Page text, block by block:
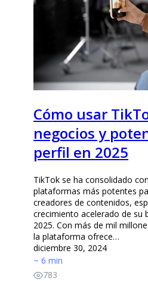
Cómo usar
negocios y
perfil en 2025
TikTok se ha consolidado
plataformas más potentes
creadores de contenidos,
crecimiento acelerado de su
2025. Con más de mil
la plataforma ofrece…
diciembre 30, 2024
~ 6 min
783